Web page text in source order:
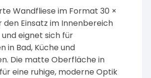
Wandfliese im Format 30 ×
den Einsatz im Innenbereich
eignet sich für
in Bad, Küche und
Die matte Oberfläche in
eine ruhige, moderne Optik